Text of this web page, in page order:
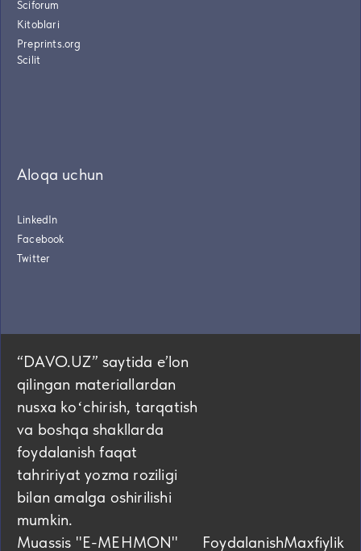
Sciforum
Kitoblari
Preprints.org
Scilit
Aloqa uchun
LinkedIn
Facebook
Twitter
“DAVO.UZ” saytida eʼlon
qilingan materiallardan
nusxa koʻchirish, tarqatish
va boshqa shakllarda
foydalanish faqat
tahririyat yozma roziligi
bilan amalga oshirilishi
mumkin.
Muassis "E-MEHMON"
FoydalanishMaxfiylik